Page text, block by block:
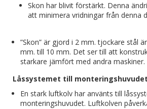
Skon har blivit förstärkt. Denna
att minimera vridningar från denna
”Skon” är gjord i 2 mm. tjockare stål
mm. till 10 mm. Det ser till att
starkare jämfört med andra maskiner.
Låssystemet till
En stark luftkolv har använts till
monteringshuvudet. Luftkolven